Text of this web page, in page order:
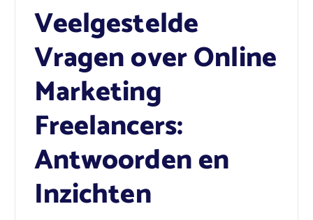
Veelgestelde
Vragen over Online
Marketing
Freelancers:
Antwoorden en
Inzichten